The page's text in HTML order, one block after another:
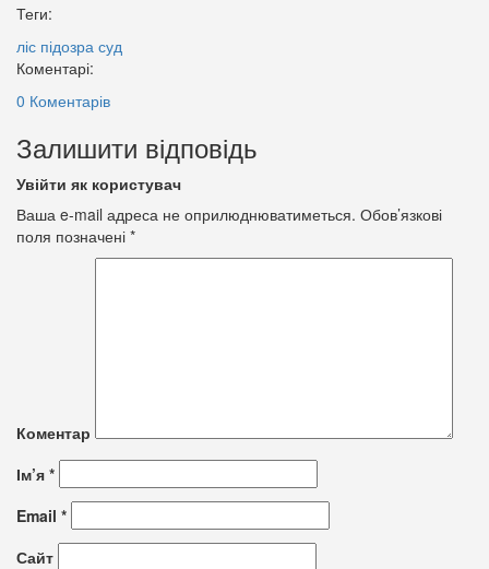
Теги:
ліс підозра суд
Коментарі:
0 Коментарів
Залишити відповідь
Увійти як користувач
Ваша e-mail адреса не оприлюднюватиметься. Обов’язкові
поля позначені *
Коментар
Ім’я *
Email *
Сайт